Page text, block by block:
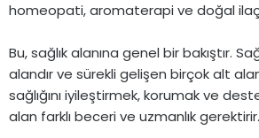
homeopati, aromaterapi ve doğal
Bu, sağlık alanına genel bir bakıştır.
alandır ve sürekli gelişen birçok alt
sağlığını iyileştirmek, korumak ve
alan farklı beceri ve uzmanlık gerektirir.